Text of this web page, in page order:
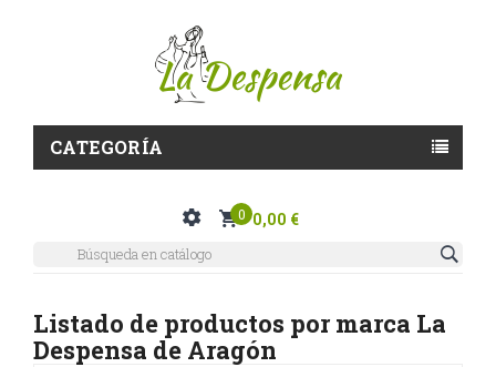
CATEGORÍA
0 0,00 €
Listado de productos por marca La
Despensa de Aragón